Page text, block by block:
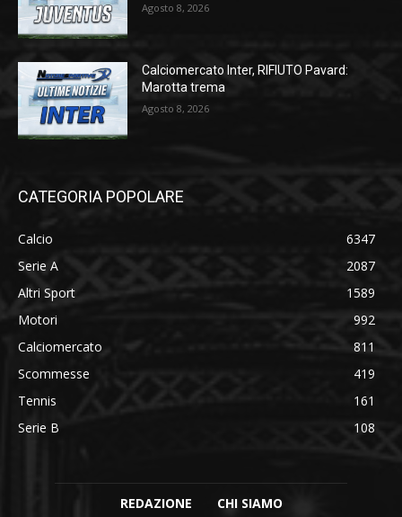
Agosto 8, 2026
Calciomercato Inter, RIFIUTO Pavard:
Marotta trema
Agosto 8, 2026
CATEGORIA POPOLARE
Calcio
6347
Serie A
2087
Altri Sport
1589
Motori
992
Calciomercato
811
Scommesse
419
Tennis
161
Serie B
108
REDAZIONE CHI SIAMO